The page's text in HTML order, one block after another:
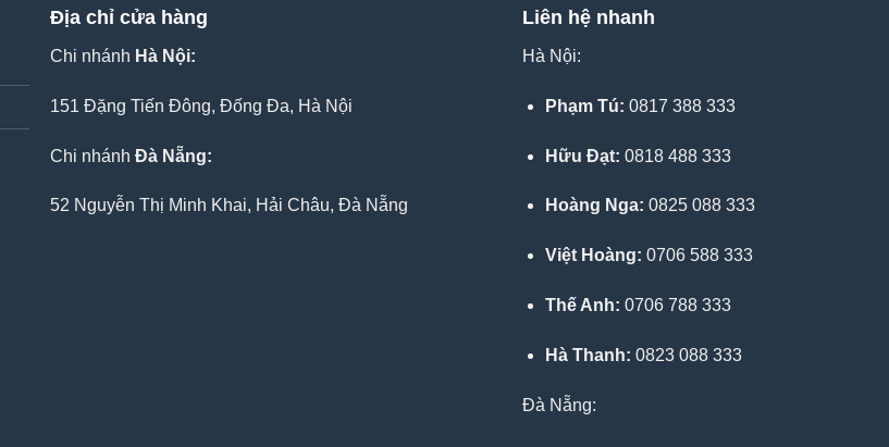
Địa chỉ cửa hàng
Chi nhánh Hà Nội:
151 Đặng Tiến Đông, Đống Đa, Hà Nội
Chi nhánhĐà Nẵng:
52 Nguyễn Thị Minh Khai, Hải Châu, Đà Nẵng
Liên hệ nhanh
Hà Nội:
Phạm Tú: 0817 388 333
Hữu Đạt: 0818 488 333
Hoàng Nga: 0825 088 333
Việt Hoàng: 0706 588 333
Thế Anh: 0706 788 333
Hà Thanh: 0823 088 333
Đà Nẵng: